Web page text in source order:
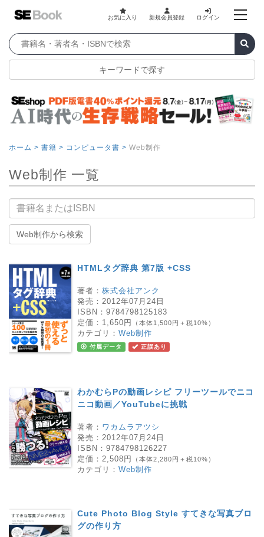
お気に入り 新規会員登録 ログイン
キーワードで探す
ホーム > 書籍 > コンピュータ書 > Web制作
Web制作 一覧
書籍名
Web制作から検索
HTMLタグ辞典 第7版 +CSS
著者： 株式会社アンク
発売： 2012年07月24日
ISBN： 9784798125183
定価： 1,650円 （本体1,500円＋税10%）
カテゴリ： Web制作
付属データ 正誤あり
わかむらPの動画レシピ フリーツールでニコ
ニコ動画／YouTubeに挑戦
著者： ワカムラアツシ
発売： 2012年07月24日
ISBN： 9784798126227
定価： 2,508円 （本体2,280円＋税10%）
カテゴリ： Web制作
Cute Photo Blog Style すてきな写真ブロ
グの作り方